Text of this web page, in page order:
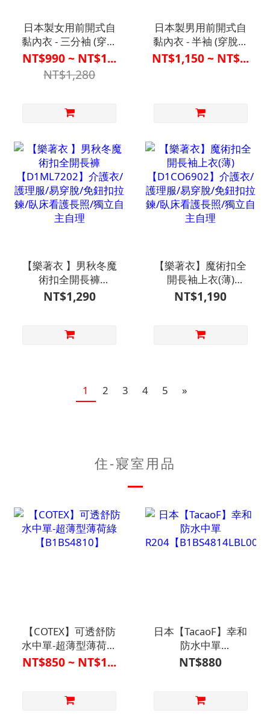
日本製女用前開式自
黏內衣 - 三分袖 (穿脫
簡單設計)
【D1FM7001WHT】
介護衣/護理服/易穿
看護長照/獨立自主自
NT$990 ~ NT$1...
NT$1,280
日本製男用前開式自
黏內衣 - 半袖 (穿脫簡
單設計)
【D1ML7001WHT】
看護長照/獨立自主自
NT$1,150 ~ NT$...
【樂著衣 】男秋冬魔
術扣全開長褲
【D1ML7202】介護
衣/護理服/易穿脫/免
照/獨立自主自理
NT$1,290
【樂著衣】魔術扣全
開長袖上衣(薄)
【D1CO6902】介護
衣/護理服/易穿脫/免
照/獨立自主自理
NT$1,190
1 2 3 4 5 »
住-寢室用品
【COTEX】可透舒防
水中單-超薄型薄荷綠
【B1BS4810】
NT$850 ~ NT$1...
日本【TacaoF】幸和
防水中單
R204【NT$880